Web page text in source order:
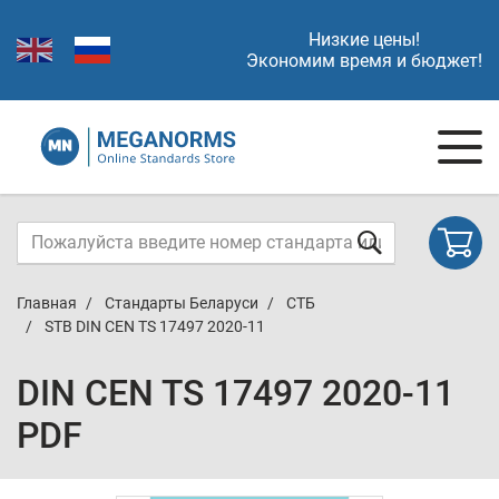
Низкие цены!
Экономим время и бюджет!
Главная Стандарты Беларуси
СТБ
STB DIN CEN TS 17497 2020-11
DIN CEN TS 17497 2020-11
PDF